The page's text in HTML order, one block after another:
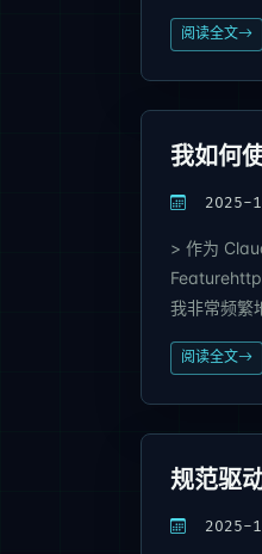
阅读全文
我如何
2025-
> 作为
我非常频繁
阅读全文
规范驱
2025-